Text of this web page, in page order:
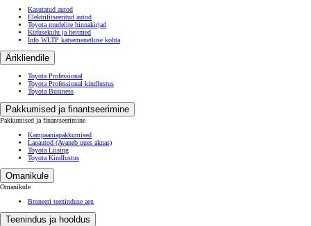
Kasutatud autod
Elektrifitseeritud autod
Toyota mudelite hinnakirjad
Kütusekulu ja heitmed
Info WLTP katsemenetluse kohta
Ärikliendile
Toyota Professional
Toyota Professional kindlustus
Toyota Business
Pakkumised ja finantseerimine
Pakkumised ja finantseerimine
Kampaaniapakkumised
Laoautod (Avaneb uues aknas)
Toyota Liising
Toyota Kindlustus
Omanikule
Omanikule
Broneeri teeninduse aeg
Teenindus ja hooldus